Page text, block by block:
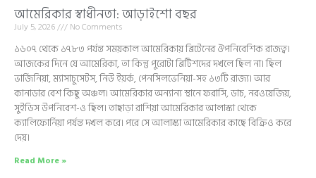
আমেরিকার স্বাধীনতা: আড়াইশো বছর
July 5, 2026 No Comments
১৬০৭ থেকে ১৭৮৩ পর্যন্ত সময়কাল আমেরিকায় ব্রিটেনের ঔপনিবেশিক রাজত্ব।
আজকের দিনে যে আমেরিকা, তা কিন্তু পুরোটা ব্রিটিশদের দখলে ছিল না। ছিল
ভার্জিনিয়া, ম্যাসাচুসেটস, নিউ ইয়র্ক, পেনসিলভেনিয়া-সহ ১৩টি রাজ্য। আর
কানাডার বেশ কিছু অঞ্চল। আমেরিকার অন্যান্য স্থানে ফরাসি, ডাচ, নরওয়েজিয়,
সুইডিস উপনিবেশ-ও ছিল। তাছাড়া রাশিয়া আমেরিকার আলাস্কা থেকে
ক্যালিফোর্নিয়া পর্যন্ত দখল করে। পরে সে আলাস্কা আমেরিকার কাছে বিক্রিও করে
দেয়।
Read More »